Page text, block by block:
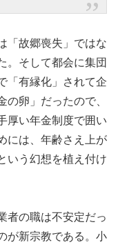
「故郷喪失」ではな
。そして都会に集団
「有縁化」されて企
卵」だったので、
厚い年金制度で囲い
には、年齢さえ上が
いう幻想を植え付け
者の職は不安定だっ
が新宗教である。小